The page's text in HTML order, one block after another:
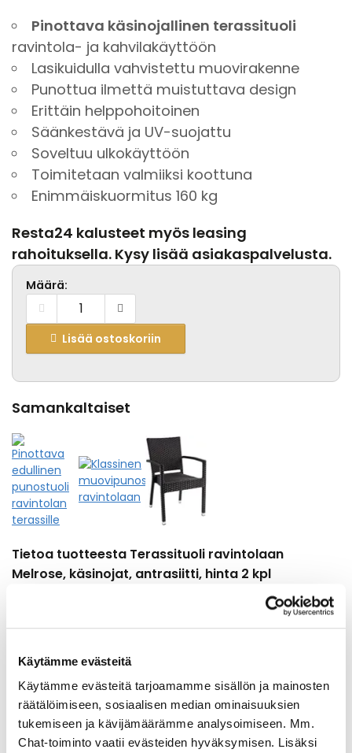
Käytämme evästeitä
Käytämme evästeitä tarjoamamme sisällön ja mainosten
räätälöimiseen, sosiaalisen median ominaisuuksien
tukemiseen ja kävijämäärämme analysoimiseen. Mm.
Chat-toiminto vaatii evästeiden hyväksymisen. Lisäksi
Pinottava käsinojallinen terassituoli
ravintola- ja kahvilakäyttöön
Lasikuidulla vahvistettu muovirakenne
Punottua ilmettä muistuttava design
Erittäin helppohoitoinen
Säänkestävä ja UV-suojattu
Soveltuu ulkokäyttöön
Toimitetaan valmiiksi koottuna
Enimmäiskuormitus 160 kg
Resta24 kalusteet myös leasing
rahoituksella. Kysy lisää asiakaspalvelusta.
Määrä:
Lisää ostoskoriin
Samankaltaiset
Tietoa tuotteesta Terassituoli ravintolaan
Melrose, käsinojat, antrasiitti, hinta 2 kpl
Korkeus
Käsinojat
Käsinojilla
Kantavuus (max)
160 kg
Materiaali
Muovi